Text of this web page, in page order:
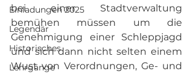
Einladungen 2025
Legendär
Historisches
Lehrgänge
bei einer Stadtverwaltung
bemühen müssen um die
Genehmigung einer Schleppjagd
und sich dann nicht selten einem
Wust von Verordnungen, Ge- und